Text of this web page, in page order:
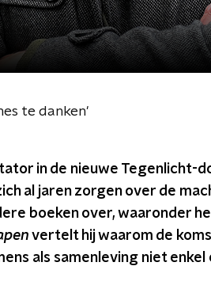
te danken'
in de nieuwe Tegenlicht-
al jaren zorgen over de
boeken over, waaronder
vertelt hij waarom de
als samenleving niet enkel